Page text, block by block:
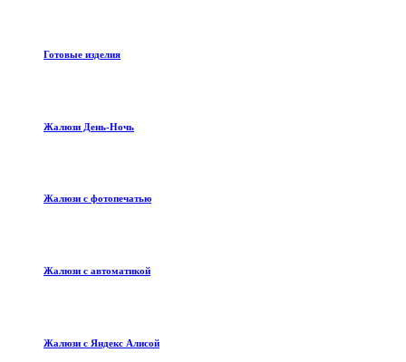
Готовые изделия
Жалюзи День-Ночь
Жалюзи с фотопечатью
Жалюзи с автоматикой
Жалюзи с Яндекс Алисой